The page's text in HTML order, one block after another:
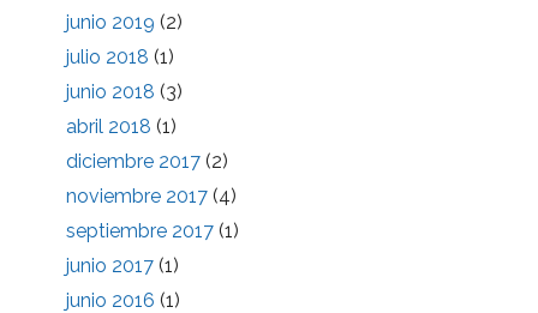
junio 2019 (2)
julio 2018 (1)
junio 2018 (3)
abril 2018 (1)
diciembre 2017 (2)
noviembre 2017 (4)
septiembre 2017 (1)
junio 2017 (1)
junio 2016 (1)